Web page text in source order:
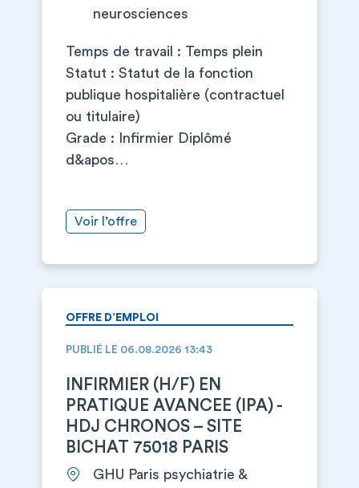
neurosciences
Temps de travail : Temps plein
Statut : Statut de la fonction
publique hospitalière (contractuel
ou titulaire)
Grade : Infirmier Diplômé
d&apos…
Voir l’offre
OFFRE D’EMPLOI
PUBLIÉ LE 06.08.2026 13:43
INFIRMIER (H/F) EN
PRATIQUE AVANCEE (IPA) -
HDJ CHRONOS – SITE
BICHAT 75018 PARIS
GHU Paris psychiatrie &